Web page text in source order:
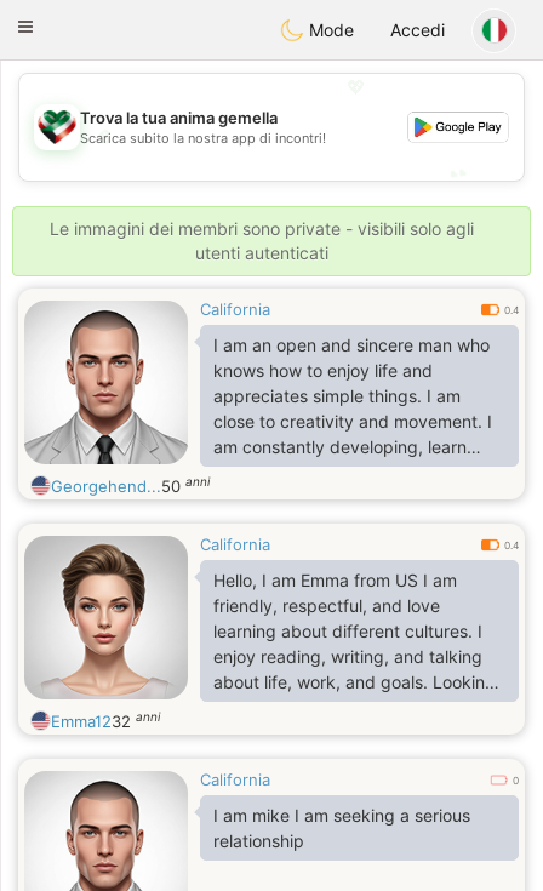
KuwaitChat
Toggle
Mode Accedi
💖
💕
Trova la tua anima gemella
Scarica subito la nostra app di incontri!
Le immagini dei membri sono private - visibili solo agli
utenti autenticati
California 0.4
I am an open and sincere man who
knows how to enjoy life and
appreciates simple things. I am
close to creativity and movement. I
am constantly developing, learn
easily and accept new opportunities
with openness.
Georgehend...50 anni
California 0.4
Hello, I am Emma from US I am
friendly, respectful, and love
learning about different cultures. I
enjoy reading, writing, and talking
about life, work, and goals. Looking
to make genuine friends and good
connections.
Emma1232 anni
California 0
I am mike I am seeking a serious
relationship